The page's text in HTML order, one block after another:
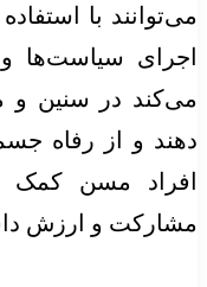
می‌توانند با
اجرای سیاست‌ها و
می‌کند در سنین و
دهند و از رفاه
افراد مسن کمک
مشارکت و ارزش